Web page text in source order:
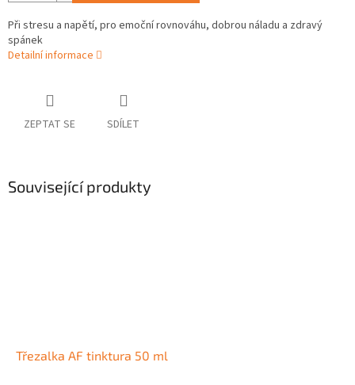
Při stresu a napětí, pro emoční rovnováhu, dobrou náladu a zdravý
spánek
Detailní informace
ZEPTAT SE SDÍLET
Související produkty
Třezalka AF tinktura 50 ml